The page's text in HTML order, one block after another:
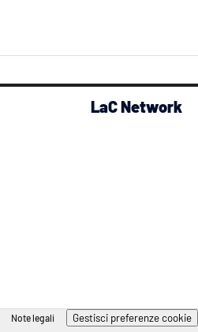
LaC Network
Note legali Gestisci preferenze cookie